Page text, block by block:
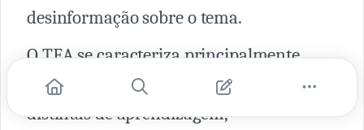
desinformação sobre o tema.
O TEA se caracteriza principalmente
por interações sociais únicas, formas
distintas de aprendizagem,